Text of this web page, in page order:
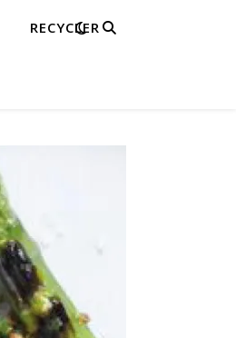
RECYCLER